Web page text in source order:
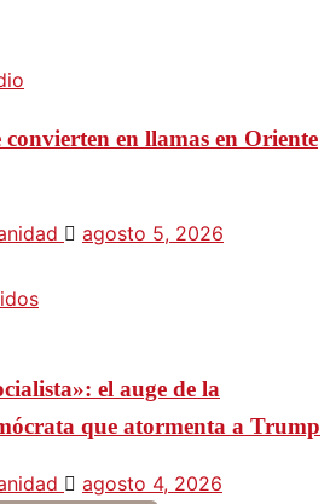
convierten en llamas en Oriente
agosto 5, 2026
el auge de la
que atormenta a Trump
agosto 4, 2026